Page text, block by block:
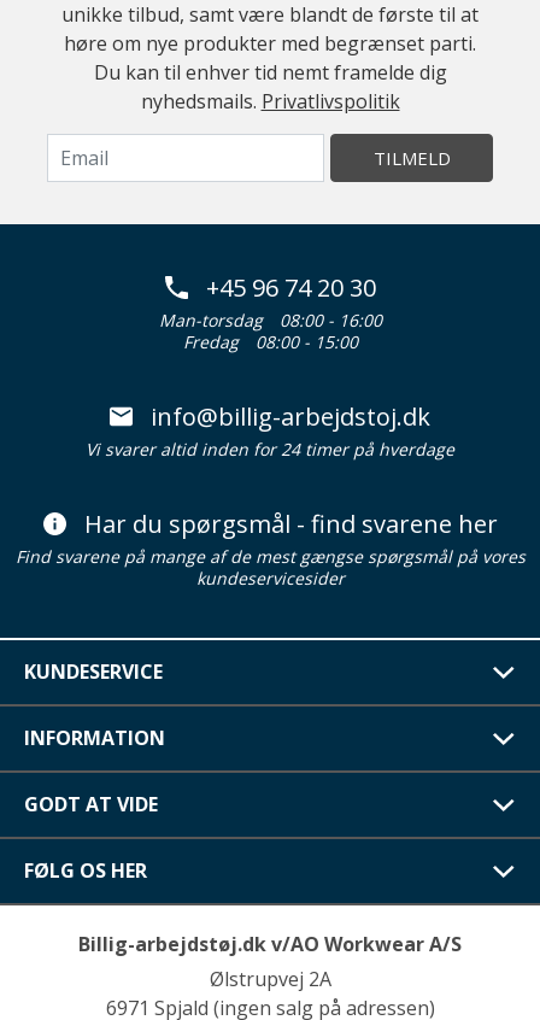
unikke tilbud, samt være blandt de første til at
høre om nye produkter med begrænset parti.
Du kan til enhver tid nemt framelde dig
nyhedsmails. Privatlivspolitik
TILMELD
+45 96 74 20 30
Man-torsdag
08:00 - 16:00
Fredag
08:00 - 15:00
info@billig-arbejdstoj.dk
Vi svarer altid inden for 24 timer på hverdage
Har du spørgsmål - find svarene her
Find svarene på mange af de mest gængse spørgsmål på vores
kundeservicesider
KUNDESERVICE
INFORMATION
GODT AT VIDE
FØLG OS HER
Billig-arbejdstøj.dk v/AO Workwear A/S
Ølstrupvej 2A
6971 Spjald (ingen salg på adressen)